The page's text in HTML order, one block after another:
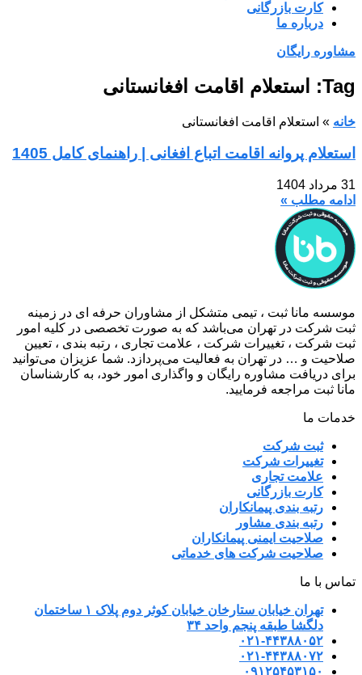
کارت بازرگانی
درباره ما
مشاوره رایگان
Tag: استعلام اقامت افغانستانی
خانه » استعلام اقامت افغانستانی
استعلام پروانه اقامت اتباع افغانی | راهنمای کامل 1405
31 مرداد 1404
ادامه مطلب »
موسسه مانا ثبت ، تیمی متشکل از مشاوران حرفه ای در زمینه
ثبت شرکت در تهران می‌باشد که به صورت تخصصی در کلیه امور
ثبت شرکت ، تغییرات شرکت ، علامت تجاری ، رتبه بندی ، تعیین
صلاحیت و … در تهران به فعالیت می‌پردازد. شما عزیزان می‌توانید
برای دریافت مشاوره رایگان و واگذاری امور خود، به کارشناسان
مانا ثبت مراجعه فرمایید.
خدمات ما
ثبت شرکت
تغییرات شرکت
علامت تجاری
کارت بازرگانی
رتبه بندی پیمانکاران
رتبه بندی مشاور
صلاحیت ایمنی پیمانکاران
صلاحیت شرکت های خدماتی
تماس با ما
تهران خیابان ستارخان خیابان کوثر دوم پلاک ۱ ساختمان
دلگشا طبقه پنجم واحد ۳۴
۰۲۱-۴۴۳۸۸۰۵۲
۰۲۱-۴۴۳۸۸۰۷۲
۰۹۱۲۵۴۵۳۱۵۰